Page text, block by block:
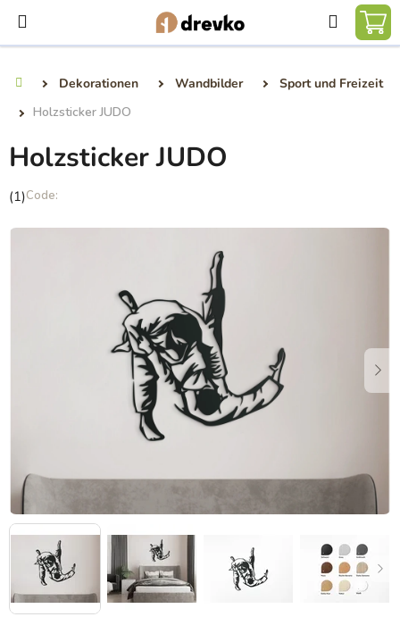
Inhalt
springen
Suchen
Dekorationen Wandbilder
Sport und Freizeit
Holzsticker JUDO
Holzsticker JUDO
Die
Produktbewertung
(1)